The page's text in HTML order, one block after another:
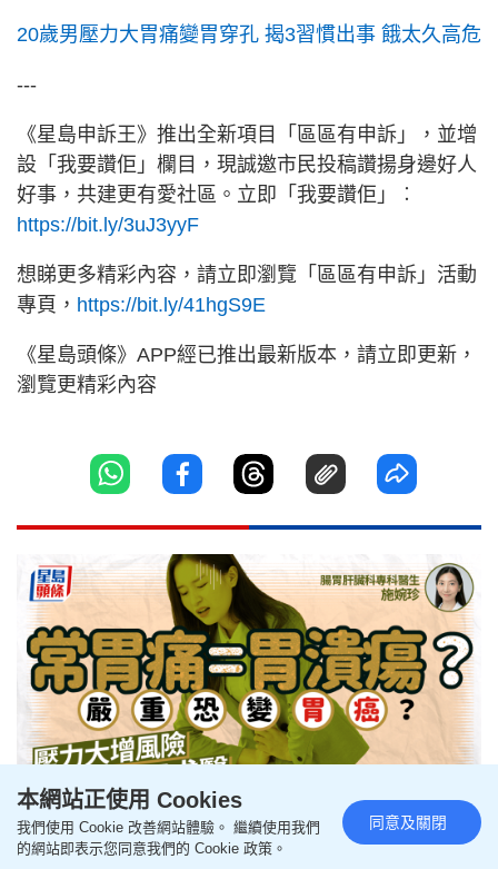
20歲男壓力大胃痛變胃穿孔 揭3習慣出事 餓太久高危
---
《星島申訴王》推出全新項目「區區有申訴」，並增
設「我要讚佢」欄目，現誠邀市民投稿讚揚身邊好人
好事，共建更有愛社區。立即「我要讚佢」︰
https://bit.ly/3uJ3yyF
想睇更多精彩內容，請立即瀏覽「區區有申訴」活動
專頁， https://bit.ly/41hgS9E
《星島頭條》APP經已推出最新版本，請立即更新，
瀏覽更精彩內容
胃潰瘍｜常胃痛是徵兆？恐變胃
本網站正使用 Cookies
我們使用 Cookie 改善網站體驗。 繼續使用我們
的網站即表示您同意我們的 Cookie 政策。
同意及關閉